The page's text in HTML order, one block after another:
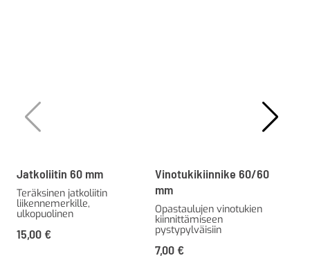
Jatkoliitin 60 mm
Teräksinen jatkoliitin
liikennemerkille,
ulkopuolinen
15,00 €
Vinotukikiinnike 60/60
mm
Opastaulujen vinotukien
kiinnittämiseen
pystypylväisiin
7,00 €